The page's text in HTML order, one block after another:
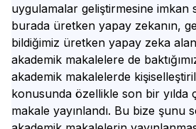
uygulamalar geliştirmesine imkan
burada üretken yapay zekanın,
bildiğimiz üretken yapay zeka
akademik makalelere de
akademik makalelerde
konusunda özellikle son bir yılda
makale yayınlandı. Bu bize şunu